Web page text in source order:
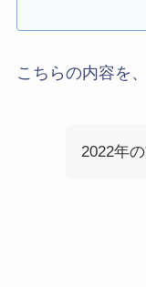
こちらの内容を
2022年